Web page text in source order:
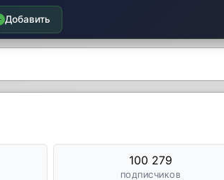
Добавить
100 279
ПОДПИСЧИКОВ